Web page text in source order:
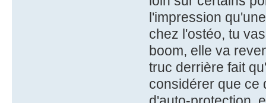
l'impression
chez l'ostéo, tu
boom, elle va
truc derrière fait
considérer que ce